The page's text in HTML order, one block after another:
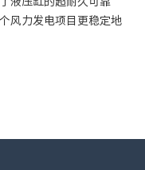
风力发电项目更稳定地